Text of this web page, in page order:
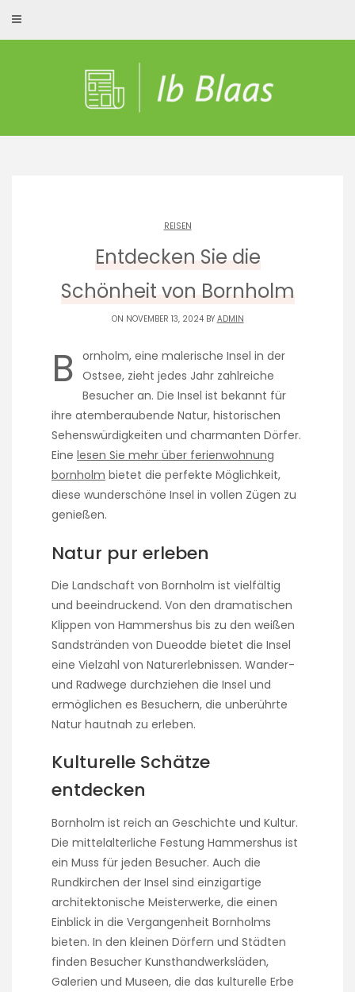
content
REISEN
Entdecken Sie die
Schönheit von Bornholm
ON NOVEMBER 13, 2024 BY ADMIN
B ornholm, eine malerische Insel in der
Ostsee, zieht jedes Jahr zahlreiche
Besucher an. Die Insel ist bekannt für
ihre atemberaubende Natur, historischen
Sehenswürdigkeiten und charmanten Dörfer.
Eine lesen Sie mehr über ferienwohnung
bornholm bietet die perfekte Möglichkeit,
diese wunderschöne Insel in vollen Zügen zu
genießen.
Natur pur erleben
Die Landschaft von Bornholm ist vielfältig
und beeindruckend. Von den dramatischen
Klippen von Hammershus bis zu den weißen
Sandstränden von Dueodde bietet die Insel
eine Vielzahl von Naturerlebnissen. Wander-
und Radwege durchziehen die Insel und
ermöglichen es Besuchern, die unberührte
Natur hautnah zu erleben.
Kulturelle Schätze
entdecken
Bornholm ist reich an Geschichte und Kultur.
Die mittelalterliche Festung Hammershus ist
ein Muss für jeden Besucher. Auch die
Rundkirchen der Insel sind einzigartige
architektonische Meisterwerke, die einen
Einblick in die Vergangenheit Bornholms
bieten. In den kleinen Dörfern und Städten
finden Besucher Kunsthandwerksläden,
Galerien und Museen, die das kulturelle Erbe